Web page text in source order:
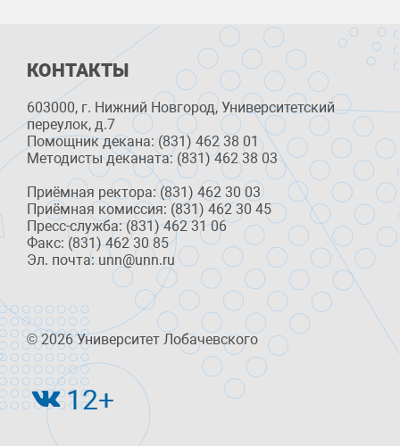
КОНТАКТЫ
603000, г. Нижний Новгород, Университетский
переулок, д.7
Помощник декана: (831) 462 38 01
Методисты деканата: (831) 462 38 03
Приёмная ректора: (831) 462 30 03
Приёмная комиссия: (831) 462 30 45
Пресс-служба: (831) 462 31 06
Факс: (831) 462 30 85
Эл. почта: unn@unn.ru
© 2026 Университет Лобачевского
12+